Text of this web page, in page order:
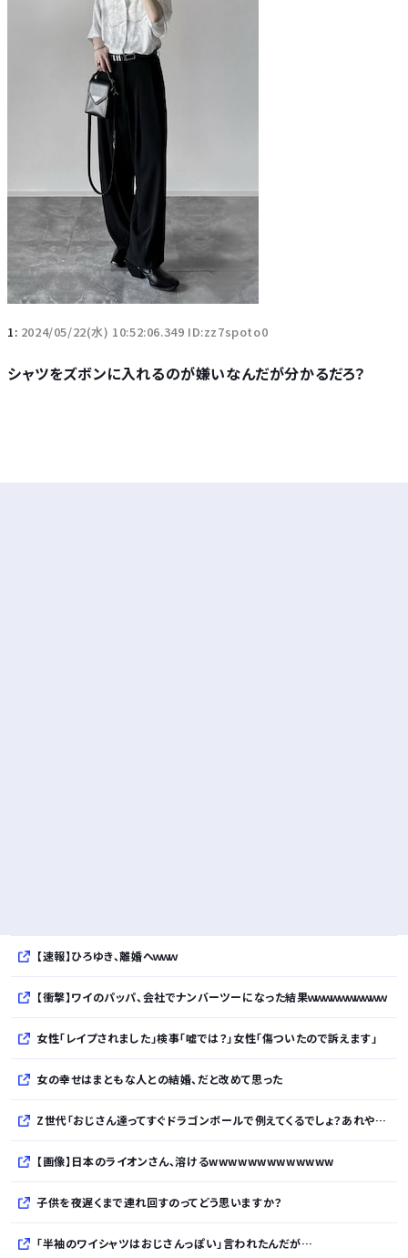
1: 2024/05/22(水) 10:52:06.349 ID:zz7spoto0
シャツをズボンに入れるのが嫌いなんだが分かるだろ？
【速報】ひろゆき、離婚へｗｗｗ
【衝撃】ワイのパッパ、会社でナンバーツーになった結果ｗｗｗｗｗｗｗｗｗｗ
女性「レイプされました」検事「嘘では？」女性「傷ついたので訴えます」
女の幸せはまともな人との結婚、だと改めて思った
Z世代「おじさん達ってすぐドラゴンボールで例えてくるでしょ？あれやめてほしい」
【画像】日本のライオンさん、溶けるwwwwwwwwwwwww
子供を夜遅くまで連れ回すのってどう思いますか？
「半袖のワイシャツはおじさんっぽい」言われたんだが…